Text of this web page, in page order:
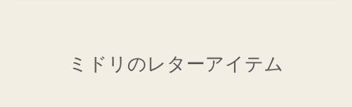
ミドリのレターアイテム